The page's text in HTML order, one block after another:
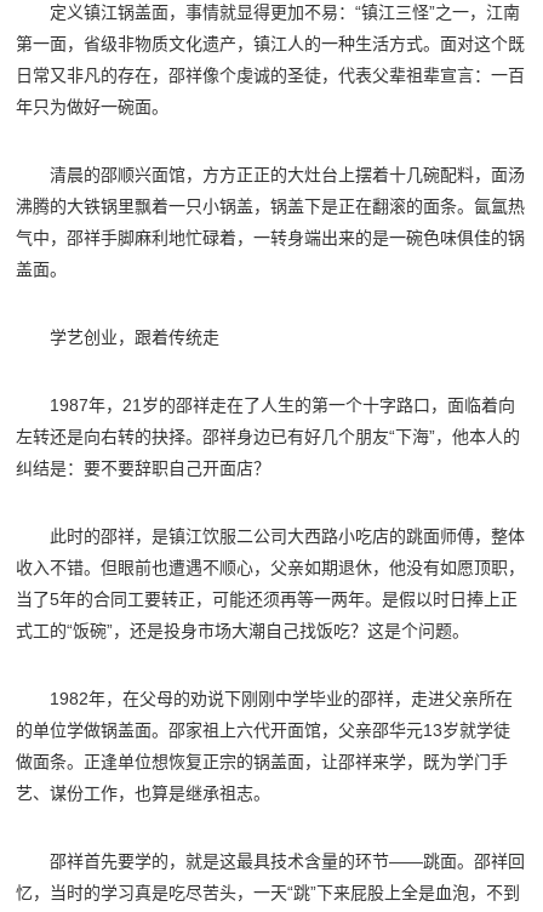
定义镇江锅盖面，事情就显得更加不易：“镇江三怪”之一，江南
第一面，省级非物质文化遗产，镇江人的一种生活方式。面对这个既
日常又非凡的存在，邵祥像个虔诚的圣徒，代表父辈祖辈宣言：一百
年只为做好一碗面。
清晨的邵顺兴面馆，方方正正的大灶台上摆着十几碗配料，面汤
沸腾的大铁锅里飘着一只小锅盖，锅盖下是正在翻滚的面条。氤氲热
气中，邵祥手脚麻利地忙碌着，一转身端出来的是一碗色味俱佳的锅
盖面。
学艺创业，跟着传统走
1987年，21岁的邵祥走在了人生的第一个十字路口，面临着向
左转还是向右转的抉择。邵祥身边已有好几个朋友“下海”，他本人的
纠结是：要不要辞职自己开面店？
此时的邵祥，是镇江饮服二公司大西路小吃店的跳面师傅，整体
收入不错。但眼前也遭遇不顺心，父亲如期退休，他没有如愿顶职，
当了5年的合同工要转正，可能还须再等一两年。是假以时日捧上正
式工的“饭碗”，还是投身市场大潮自己找饭吃？这是个问题。
1982年，在父母的劝说下刚刚中学毕业的邵祥，走进父亲所在
的单位学做锅盖面。邵家祖上六代开面馆，父亲邵华元13岁就学徒
做面条。正逢单位想恢复正宗的锅盖面，让邵祥来学，既为学门手
艺、谋份工作，也算是继承祖志。
邵祥首先要学的，就是这最具技术含量的环节——跳面。邵祥回
忆，当时的学习真是吃尽苦头，一天“跳”下来屁股上全是血泡，不到